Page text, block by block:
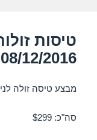
טיסות
08/12/2016
מבצע טיסה זולה
סה"כ: $299